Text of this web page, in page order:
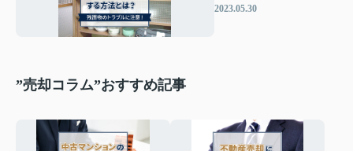
不動産を売却する方法と
2023.05.30
”売却コラム”おすすめ記事